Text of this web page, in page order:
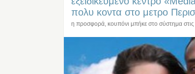
πολυ κοντα στο μετρο
η προσφορά, κουπόνι μπήκε στο σύστημα